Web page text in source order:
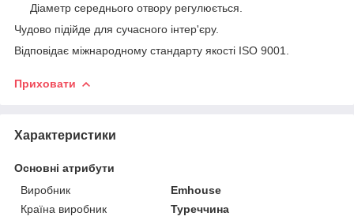
Діаметр середнього отвору регулюється.
Чудово підійде для сучасного інтер'єру.
Відповідає міжнародному стандарту якості ISO 9001.
Приховати
Характеристики
Основні атрибути
Виробник
Emhouse
Країна виробник
Туреччина